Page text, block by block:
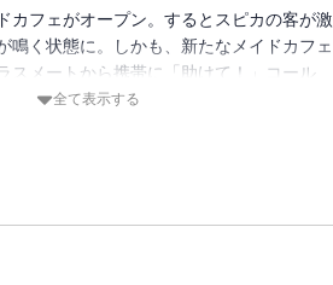
カフェがオープン。するとスピカの客が激
鳴く状態に。しかも、新たなメイドカフェ
スメートから携帯に「助けて！」コール
ェ、なんかおかしーぞ！？
全て表示する